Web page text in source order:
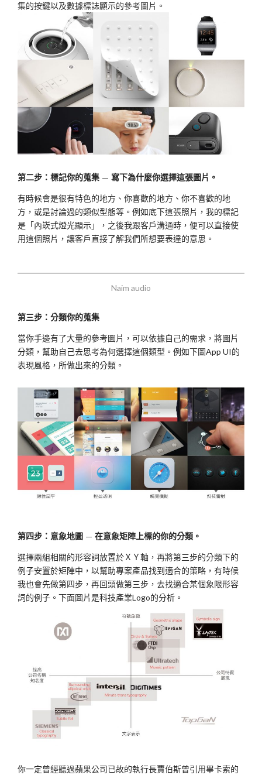
集的按鍵以及數據標誌顯示的參考圖片。
第二步：標記你的蒐集 — 寫下為什麼你選擇這張圖片。
有時候會是很有特色的地方、你喜歡的地方、你不喜歡的地
方，或是討論過的類似型態等。例如底下這張照片，我的標記
是「內崁式燈光顯示」，之後我跟客戶溝通時，便可以直接使
用這個照片，讓客戶直接了解我們所想要表達的意思。
Naim audio
第三步：分類你的蒐集
當你手邊有了大量的參考圖片，可以依據自己的需求，將圖片
分類，幫助自己去思考為何選擇這個類型。例如下圖App UI的
表現風格，所做出來的分類。
第四步：意象地圖 — 在意象矩陣上標的你的分類。
選擇兩組相關的形容詞放置於ＸＹ軸，再將第三步的分類下的
例子安置於矩陣中，以幫助專案產品找到適合的策略，有時候
我也會先做第四步，再回頭做第三步，去找適合某個象限形容
詞的例子。下面圖片是科技產業Logo的分析。
你一定曾經聽過蘋果公司已故的執行長賈伯斯曾引用畢卡索的